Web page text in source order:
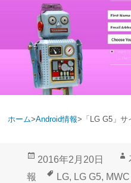
ホーム>Android情報> 「LG G5」
投
2016年2月20日
報
タ
LG, LG G5,